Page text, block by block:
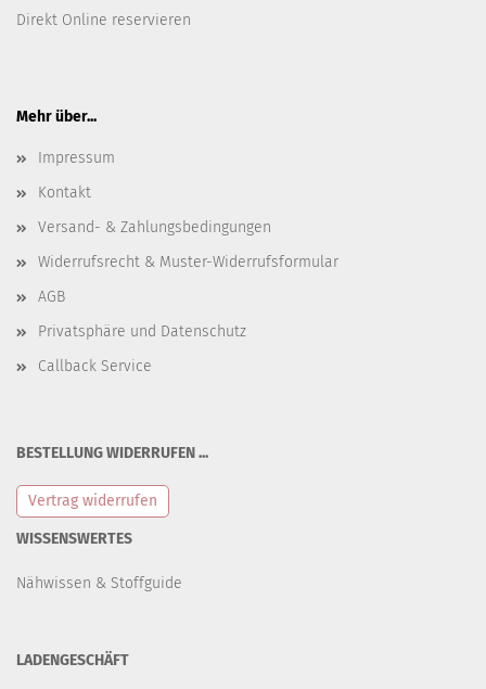
Direkt Online reservieren
Mehr über...
Impressum
Kontakt
Versand- & Zahlungsbedingungen
Widerrufsrecht & Muster-Widerrufsformular
AGB
Privatsphäre und Datenschutz
Callback Service
BESTELLUNG WIDERRUFEN ...
Vertrag widerrufen
WISSENSWERTES
Nähwissen & Stoffguide
LADENGESCHÄFT